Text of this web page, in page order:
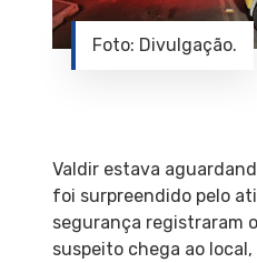
Foto: Divulgação.
Valdir estava
foi surpreendido pelo
segurança registraram
suspeito chega ao